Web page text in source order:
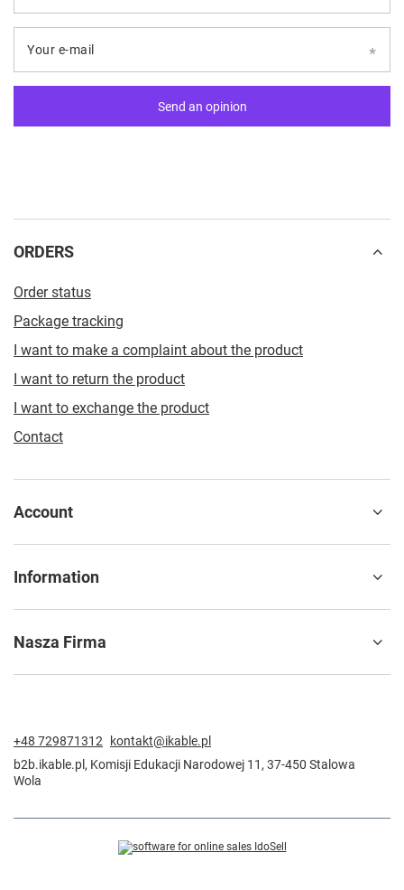
Your e-mail
Send an opinion
ORDERS
Order status
Package tracking
I want to make a complaint about the product
I want to return the product
I want to exchange the product
Contact
Account
Information
Nasza Firma
+48 729871312
kontakt@ikable.pl
b2b.ikable.pl , Komisji Edukacji Narodowej 11 , 37-450 Stalowa
Wola